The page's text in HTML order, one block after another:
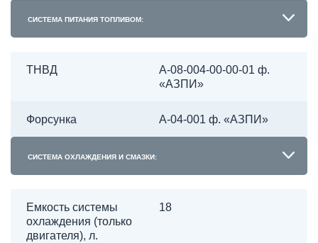
СИСТЕМА ПИТАНИЯ ТОПЛИВОМ:
ТНВД
А-08-004-00-00-01 ф.
«АЗПИ»
Форсунка А-04-001 ф. «АЗПИ»
СИСТЕМА ОХЛАЖДЕНИЯ И СМАЗКИ:
Емкость системы
охлаждения (только
двигателя), л.
18